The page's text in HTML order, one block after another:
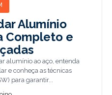
Alumínio
Completo e
alumínio ao aço, entenda
e conheça as técnicas
para garantir...